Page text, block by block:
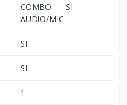
COMBO
AUDIO/MIC
SI
SI
SI
1